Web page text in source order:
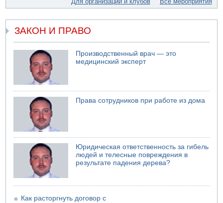
В Дубае поднимается дым над портом
05.08.2026 06:41
Еще один меморандум для Ирана
ЗАКОН И ПРАВО
Производственный врач — это
медицинский эксперт
Права сотрудников при работе из дома
Юридическая ответственность за гибель
людей и телесные повреждения в
результате падения дерева?
Как расторгнуть договор с